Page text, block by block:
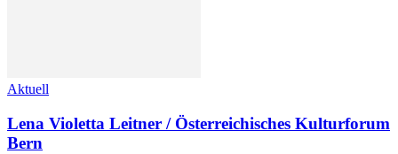
Aktuell
Lena Violetta Leitner / Österreichisches Kulturforum
Bern